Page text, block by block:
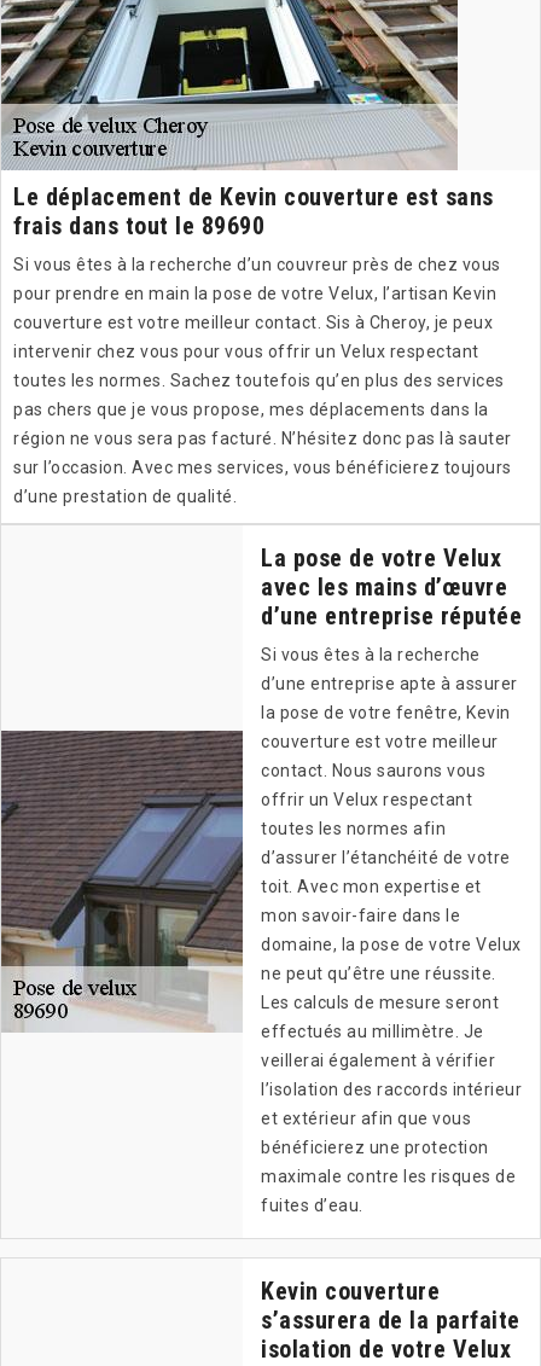
Le déplacement de Kevin couverture est sans
frais dans tout le 89690
Si vous êtes à la recherche d’un couvreur près de chez vous
pour prendre en main la pose de votre Velux, l’artisan Kevin
couverture est votre meilleur contact. Sis à Cheroy, je peux
intervenir chez vous pour vous offrir un Velux respectant
toutes les normes. Sachez toutefois qu’en plus des services
pas chers que je vous propose, mes déplacements dans la
région ne vous sera pas facturé. N’hésitez donc pas là sauter
sur l’occasion. Avec mes services, vous bénéficierez toujours
d’une prestation de qualité.
La pose de votre Velux
avec les mains d’œuvre
d’une entreprise réputée
Si vous êtes à la recherche
d’une entreprise apte à assurer
la pose de votre fenêtre, Kevin
couverture est votre meilleur
contact. Nous saurons vous
offrir un Velux respectant
toutes les normes afin
d’assurer l’étanchéité de votre
toit. Avec mon expertise et
mon savoir-faire dans le
domaine, la pose de votre Velux
ne peut qu’être une réussite.
Les calculs de mesure seront
effectués au millimètre. Je
veillerai également à vérifier
l’isolation des raccords intérieur
et extérieur afin que vous
bénéficierez une protection
maximale contre les risques de
fuites d’eau.
Kevin couverture
s’assurera de la parfaite
isolation de votre Velux